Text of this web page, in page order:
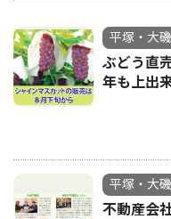
平塚・大
ぶどう直
年も上出
平塚・大
不動産会